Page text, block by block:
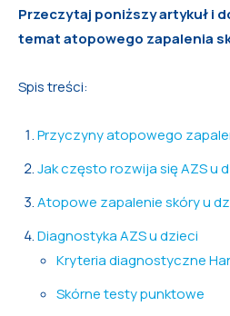
Przeczytaj poniższy artykuł i
temat atopowego zapalenia
Spis treści:
Przyczyny atopowego
Jak często rozwija się AZS u
Atopowe zapalenie skóry u
Diagnostyka AZS u dzieci
Kryteria diagnostyczne
Skórne testy punktowe